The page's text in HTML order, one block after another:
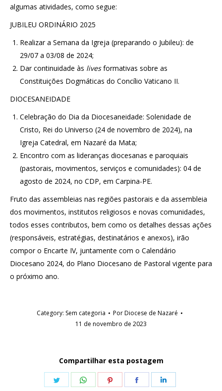
algumas atividades, como segue:
JUBILEU ORDINÁRIO 2025
Realizar a Semana da Igreja (preparando o Jubileu): de
29/07 a 03/08 de 2024;
Dar continuidade às livesformativas sobre as
Constituições Dogmáticas do Concílio Vaticano II.
DIOCESANEIDADE
Celebração do Dia da Diocesaneidade: Solenidade de
Cristo, Rei do Universo (24 de novembro de 2024), na
Igreja Catedral, em Nazaré da Mata;
Encontro com as lideranças diocesanas e paroquiais
(pastorais, movimentos, serviços e comunidades): 04 de
agosto de 2024, no CDP, em Carpina-PE.
Fruto das assembleias nas regiões pastorais e da assembleia
dos movimentos, institutos religiosos e novas comunidades,
todos esses contributos, bem como os detalhes dessas ações
(responsáveis, estratégias, destinatários e anexos), irão
compor o Encarte IV, juntamente com o Calendário
Diocesano 2024, do Plano Diocesano de Pastoral vigente para
o próximo ano.
Category: Sem categoria PorDiocese de Nazaré
11 de novembro de 2023
Compartilhar esta postagem
Share
Share
Share
Share